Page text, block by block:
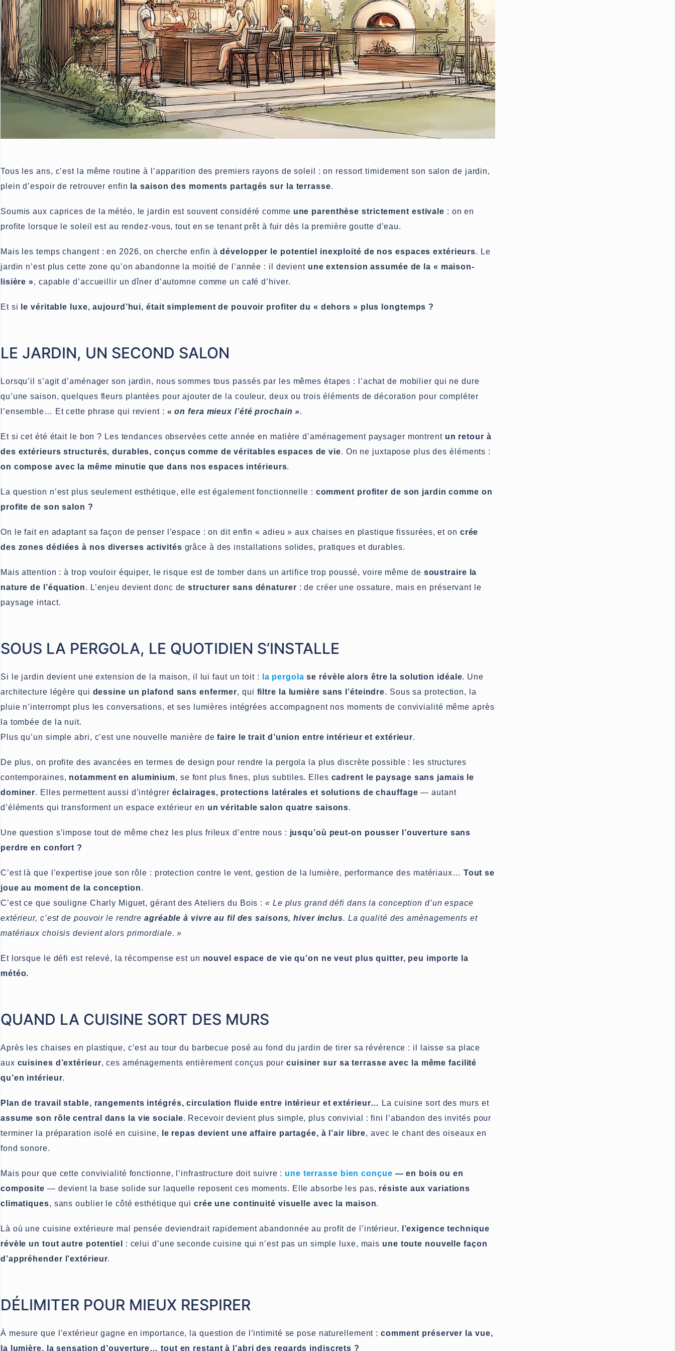
Tous les ans, c’est la même routine à l’apparition des premiers rayons de soleil : on ressort timidement son salon de jardin,
plein d’espoir de retrouver enfin
la saison des moments partagés sur la terrasse.
Soumis aux caprices de la météo, le jardin est souvent considéré comme une parenthèse strictement estivale : on en
profite lorsque le soleil est au rendez-vous, tout en se tenant prêt à fuir dès la première goutte d’eau.
Mais les temps changent : en 2026, on cherche enfin àdévelopper le potentiel inexploité de nos espaces extérieurs. Le
jardin n’est plus cette zone qu’on abandonne la moitié de l’année : il devient une extension assumée de la « maison-
lisière », capable d’accueillir un dîner d’automne comme un café d’hiver.
Et si le véritable luxe, aujourd’hui, était simplement de pouvoir profiter du « dehors » plus longtemps ?
LE JARDIN, UN SECOND SALON
Lorsqu’il s’agit d’aménager son jardin, nous sommes tous passés par les mêmes étapes : l’achat de mobilier qui ne dure
qu’une saison, quelques fleurs plantées pour ajouter de la couleur, deux ou trois éléments de décoration pour compléter
l’ensemble… Et cette phrase qui revient : « on fera mieux l’été prochain ».
Et si cet été était le bon ? Les tendances observées cette année en matière d’aménagement paysager montrent un retour à
des extérieurs structurés, durables, conçus comme de véritables espaces de vie. On ne juxtapose plus des éléments :
on compose avec la même minutie que dans nos espaces intérieurs.
La question n’est plus seulement esthétique, elle est également fonctionnelle : comment profiter de son jardin comme on
profite de son salon ?
On le fait en adaptant sa façon de penser l’espace : on dit enfin « adieu » aux chaises en plastique fissurées, et on crée
des zones dédiées à nos diverses activités grâce à des installations solides, pratiques et durables.
Mais attention : à trop vouloir équiper, le risque est de tomber dans un artifice trop poussé, voire même de soustraire la
nature de l’équation. L’enjeu devient donc destructurer sans dénaturer : de créer une ossature, mais en préservant le
paysage intact.
SOUS LA PERGOLA, LE QUOTIDIEN S’INSTALLE
Si le jardin devient une extension de la maison, il lui faut un toit : la pergola se révèle alors être la solution idéale. Une
architecture légère qui dessine un plafond sans enfermer, qui filtre la lumière sans l’éteindre. Sous sa protection, la
pluie n’interrompt plus les conversations, et ses lumières intégrées accompagnent nos moments de convivialité même après
la tombée de la nuit.
Plus qu’un simple abri, c’est une nouvelle manière defaire le trait d’union entre intérieur et extérieur.
De plus, on profite des avancées en termes de design pour rendre la pergola la plus discrète possible : les structures
contemporaines, notamment en aluminium, se font plus fines, plus subtiles. Elles cadrent le paysage sans jamais le
dominer. Elles permettent aussi d’intégrer éclairages, protections latérales et solutions de chauffage — autant
d’éléments qui transforment un espace extérieur en un véritable salon quatre saisons.
Une question s’impose tout de même chez les plus frileux d’entre nous : jusqu’où peut-on pousser l’ouverture sans
perdre en confort ?
C’est là que l’expertise joue son rôle : protection contre le vent, gestion de la lumière, performance des matériaux… Tout se
joue au moment de la conception.
C’est ce que souligne Charly Miguet, gérant des Ateliers du Bois :« Le plus grand défi dans la conception d’un espace
extérieur, c’est de pouvoir le rendreagréable à vivre au fil des saisons, hiver inclus. La qualité des aménagements et
matériaux choisis devient alors primordiale. »
Et lorsque le défi est relevé, la récompense est un nouvel espace de vie qu’on ne veut plus quitter, peu importe la
météo.
QUAND LA CUISINE SORT DES MURS
Après les chaises en plastique, c’est au tour du barbecue posé au fond du jardin de tirer sa révérence : il laisse sa place
aux cuisines d’extérieur, ces aménagements entièrement conçus pourcuisiner sur sa terrasse avec la même facilité
qu’en intérieur.
Plan de travail stable, rangements intégrés, circulation fluide entre intérieur et extérieur… La cuisine sort des murs et
assume son rôle central dans la vie sociale. Recevoir devient plus simple, plus convivial : fini l’abandon des invités pour
terminer la préparation isolé en cuisine,
le repas devient une affaire partagée, à l’air libre, avec le chant des oiseaux en
fond sonore.
Mais pour que cette convivialité fonctionne, l’infrastructure doit suivre : une terrasse bien conçue — en bois ou en
composite — devient la base solide sur laquelle reposent ces moments. Elle absorbe les pas, résiste aux variations
climatiques, sans oublier le côté esthétique qui crée une continuité visuelle avec la maison.
Là où une cuisine extérieure mal pensée deviendrait rapidement abandonnée au profit de l’intérieur,
l’exigence technique
révèle un tout autre potentiel
: celui d’une seconde cuisine qui n’est pas un simple luxe, mais une toute nouvelle façon
d’appréhender l’extérieur.
DÉLIMITER POUR MIEUX RESPIRER
À mesure que l’extérieur gagne en importance, la question de l’intimité se pose naturellement :comment préserver la vue,
la lumière, la sensation d’ouverture… tout en restant à l’abri des regards indiscrets ?